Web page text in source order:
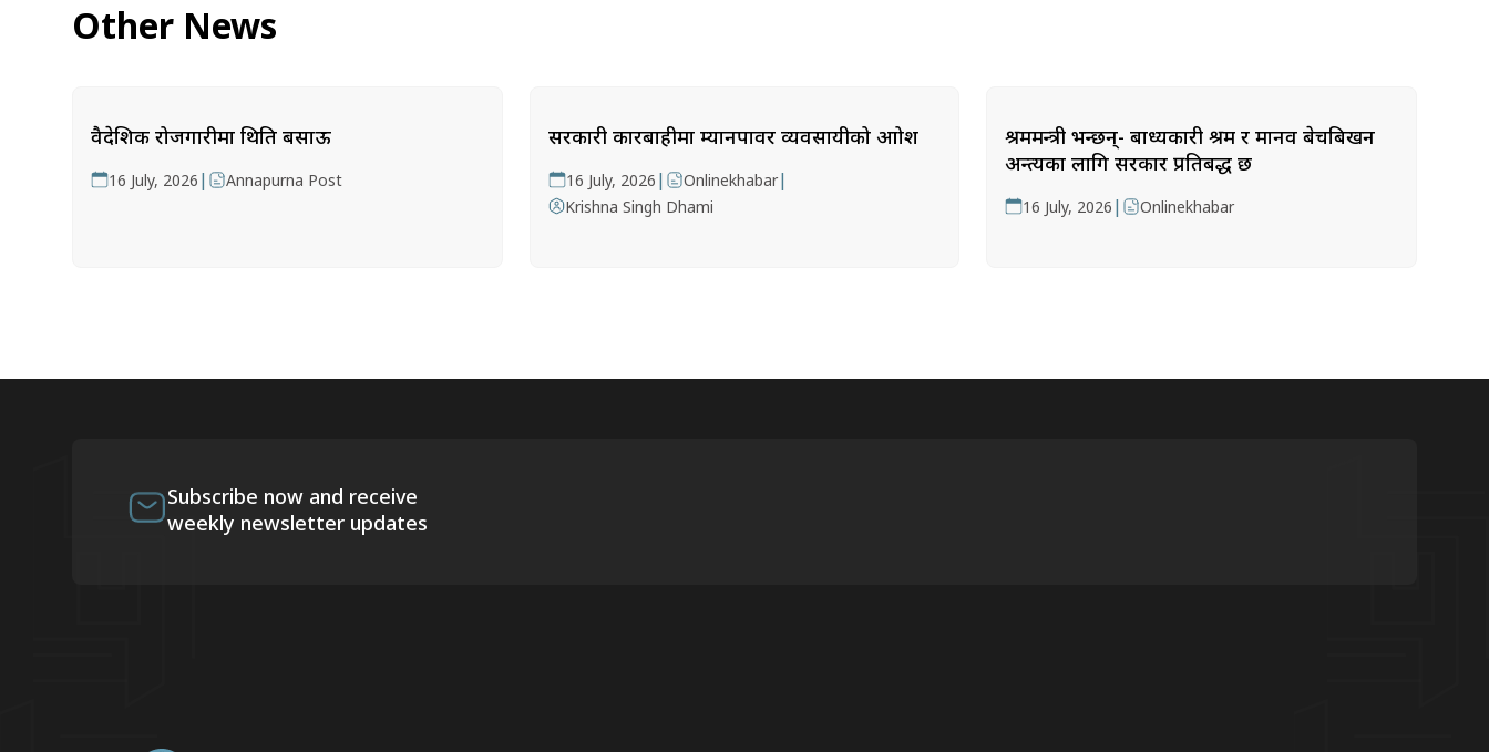
Other News
वैदेशिक रोजगारीमा थिति बसाऊ
16 July, 2026 | Annapurna Post
सरकारी कारबाहीमा म्यानपावर व्यवसायीको आक्रोश
16 July, 2026 | Onlinekhabar|
Krishna Singh Dhami
श्रममन्त्री भन्छन्- बाध्यकारी श्रम र मानव बेचबिखन
अन्त्यका लागि सरकार प्रतिबद्ध छ
16 July, 2026 | Onlinekhabar
Subscribe now and receive
weekly newsletter updates